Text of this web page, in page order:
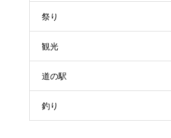
祭り
観光
道の駅
釣り